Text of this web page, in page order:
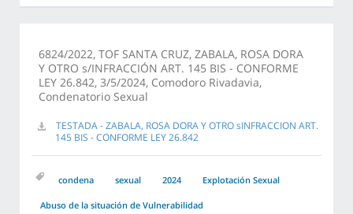
6824/2022, TOF SANTA CRUZ, ZABALA, ROSA DORA
Y OTRO s/INFRACCIÓN ART. 145 BIS - CONFORME
LEY 26.842, 3/5/2024, Comodoro Rivadavia,
Condenatorio Sexual
TESTADA - ZABALA, ROSA DORA Y OTRO sINFRACCION ART.
145 BIS - CONFORME LEY 26.842
condena sexual 2024 Explotación Sexual
Abuso de la situación de Vulnerabilidad